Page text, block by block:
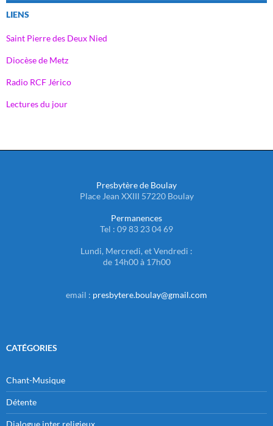
LIENS
Saint Pierre des Deux Nied
Diocèse de Metz
Radio RCF Jérico
Lectures du jour
Presbytère de Boulay
Place Jean XXIII 57220 Boulay
Permanences
Tel : 09 83 23 04 69
Lundi, Mercredi, et Vendredi :
de 14h00 à 17h00
email : presbytere.boulay@gmail.com
CATÉGORIES
Chant-Musique
Détente
Dialogue inter religieux